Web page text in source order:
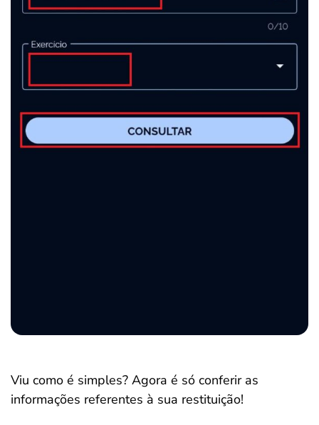
Viu como é simples? Agora é só conferir as
informações referentes à sua restituição!